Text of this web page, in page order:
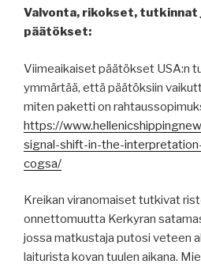
Valvonta, rikokset, tutkinnat
päätökset:
Viimeaikaiset päätökset USA:n
ymmärtää, että päätöksiin
miten paketti on
https://
signal-shift-in-the-
cogsa/
Kreikan viranomaiset tutkivat
onnettomuutta Kerkyran
jossa matkustaja putosi veteen
laiturista kovan tuulen aikana.